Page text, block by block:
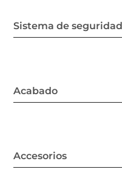
Sistema de seguridad
Acabado
Accesorios